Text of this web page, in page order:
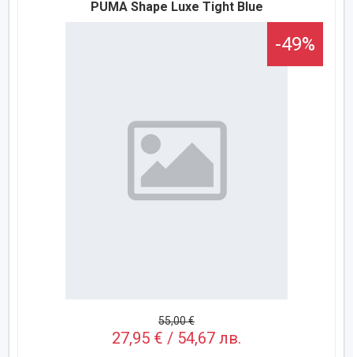
PUMA Shape Luxe Tight Blue
-49%
55,00 €
27,95 € / 54,67 лв.